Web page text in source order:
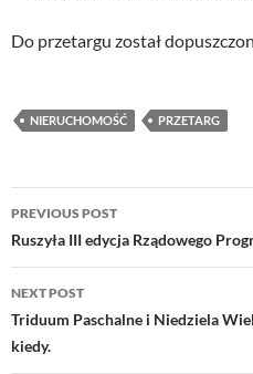
Do przetargu został
NIERUCHOMOŚĆ PRZETARG
Post
navigation
PREVIOUS POST
Ruszyła III edycja Rządowego
NEXT POST
Triduum Paschalne i Niedziela
kiedy.